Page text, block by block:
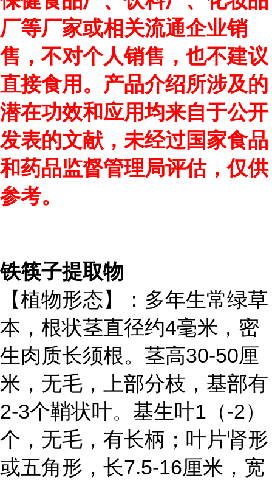
厂等厂家或相关流通企业销
售，不对个人销售，也不建议
直接食用。产品介绍所涉及的
潜在功效和应用均来自于公开
发表的文献，未经过国家食品
和药品监督管理局评估，仅供
参考。
铁筷子提取物
【植物形态】：多年生常绿草
本，根状茎直径约4毫米，密
生肉质长须根。茎高30-50厘
米，无毛，上部分枝，基部有
2-3个鞘状叶。基生叶1（-2）
个，无毛，有长柄；叶片肾形
或五角形，长7.5-16厘米，宽